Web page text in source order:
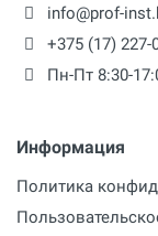
info@prof-
+375 (17) 227-
Пн-Пт 8:30-
Информация
Политика